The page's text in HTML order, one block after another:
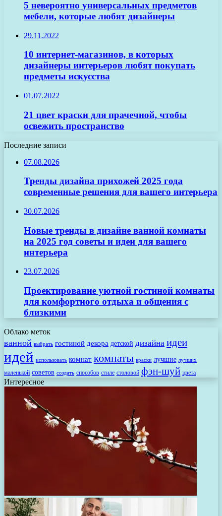
5 невероятно универсальных предметов
мебели, которые любят дизайнеры
29.11.2022
10 интернет-магазинов, в которых
дизайнеры интерьеров любят покупать
предметы искусства
01.07.2022
21 цвет краски для прачечной, чтобы
освежить пространство
Последние записи
07.08.2026
Тренды дизайна прихожей 2025 года
современные решения для вашего интерьера
30.07.2026
Новые тренды в дизайне ванной комнаты
на 2025 год советы и идеи для вашего
интерьера
23.07.2026
Проектирование уютной гостиной комнаты
для комфортного отдыха и общения с
близкими
Облако меток
ванной выбрать гостиной декора детской дизайна идеи
идей использовать комнат комнаты краски лучшие лучших
маленькой советов создать способов стиле столовой фэн-шуй цвета
Интересное